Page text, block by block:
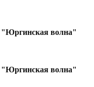
волна"
волна"